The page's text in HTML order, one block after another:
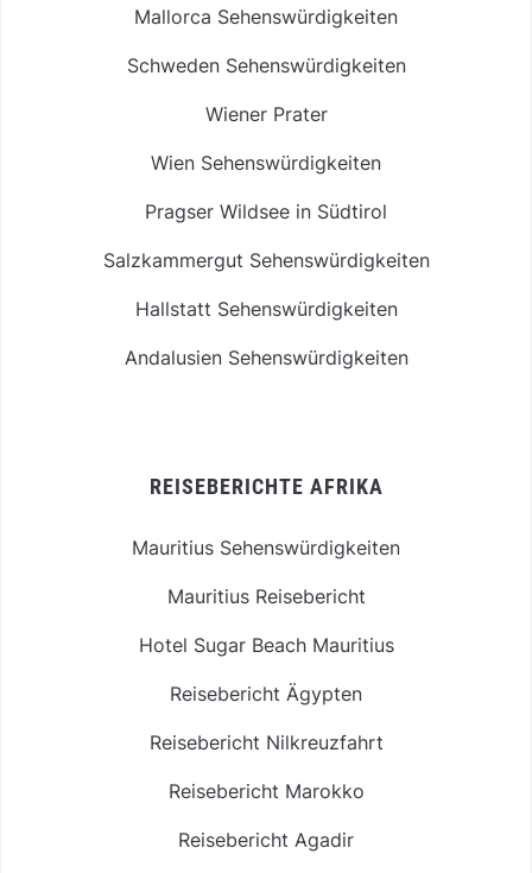
Mallorca Sehenswürdigkeiten
Schweden Sehenswürdigkeiten
Wiener Prater
Wien Sehenswürdigkeiten
Pragser Wildsee in Südtirol
Salzkammergut Sehenswürdigkeiten
Hallstatt Sehenswürdigkeiten
Andalusien Sehenswürdigkeiten
REISEBERICHTE AFRIKA
Mauritius Sehenswürdigkeiten
Mauritius Reisebericht
Hotel Sugar Beach Mauritius
Reisebericht Ägypten
Reisebericht Nilkreuzfahrt
Reisebericht Marokko
Reisebericht Agadir